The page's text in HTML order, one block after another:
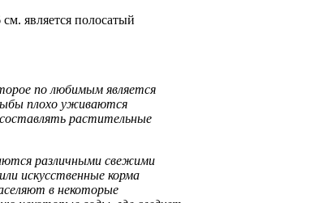
см. является полосатый
по любимым является
плохо уживаются
растительные
различными свежими
или искусственные корма
в некоторые